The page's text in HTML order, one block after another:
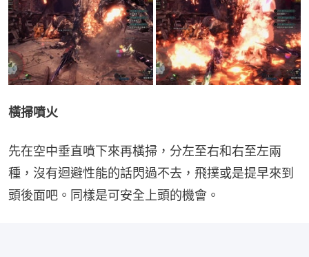
橫掃噴火
先在空中垂直噴下來再橫掃，分左至右和右至左兩
種，沒有迴避性能的話閃過不去，飛撲或是提早來到
頭後面吧。同樣是可安全上頭的機會。